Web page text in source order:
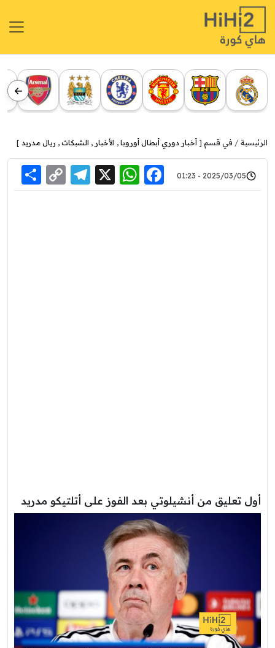
الرئيسية في قسم [ أخبار دوري أبطال أوروبا , الأخبار , الشبكات , ريال مدريد ]
2025/03/05 - 01:23
Facebook
WhatsApp
X
Link
أول تعليق من أنشيلوتي بعد الفوز على أتلتيكو مدريد